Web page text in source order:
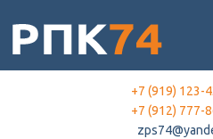
+7 (919) 123-
+7 (912) 777-